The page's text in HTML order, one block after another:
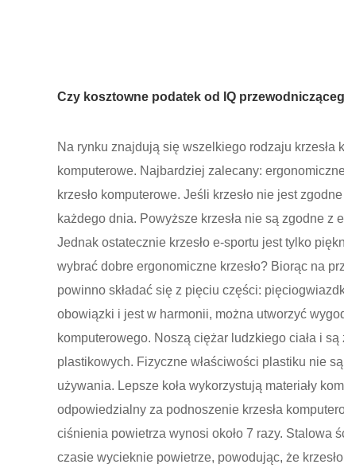
Czy kosztowne podatek od IQ
Na rynku znajdują się wszelkiego rodzaju krzesła
komputerowe. Najbardziej zalecany:
krzesło komputerowe. Jeśli krzesło nie jest
każdego dnia. Powyższe krzesła nie są zgodne z
Jednak ostatecznie krzesło e-sportu jest tylko
wybrać dobre ergonomiczne krzesło? Biorąc na
powinno składać się z pięciu części:
obowiązki i jest w harmonii, można utworzyć
komputerowego. Noszą ciężar ludzkiego ciała i
plastikowych. Fizyczne właściwości plastiku nie
używania. Lepsze koła wykorzystują materiały
odpowiedzialny za podnoszenie krzesła
ciśnienia powietrza wynosi około 7 razy. Stalowa
czasie wycieknie powietrze, powodując, że